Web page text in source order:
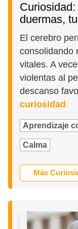
duermas,
El cerebro
consolidando
vitales. A
violentas al
descanso
curiosidad
Aprendizaje
Calma
Más